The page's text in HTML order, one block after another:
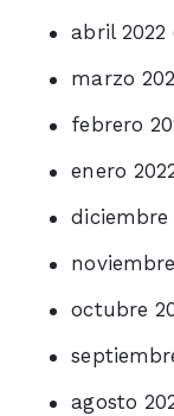
abril 2022
marzo
febrero
enero
diciembre
octubre
agosto